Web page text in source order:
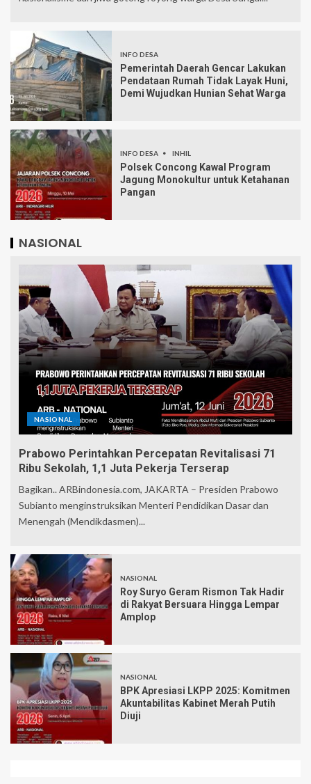
INFO DESA
Pemerintah Daerah Gencar Lakukan
Pendataan Rumah Tidak Layak Huni,
Demi Wujudkan Hunian Sehat Warga
INFO DESA INHIL
Polsek Concong Kawal Program
Jagung Monokultur untuk Ketahanan
Pangan
NASIONAL
NASIONAL
Prabowo Perintahkan Percepatan Revitalisasi 71
Ribu Sekolah, 1,1 Juta Pekerja Terserap
Bagikan.. ARBindonesia.com, JAKARTA – Presiden Prabowo
Subianto menginstruksikan Menteri Pendidikan Dasar dan
Menengah (Mendikdasmen)...
NASIONAL
Roy Suryo Geram Rismon Tak Hadir
di Rakyat Bersuara Hingga Lempar
Amplop
NASIONAL
BPK Apresiasi LKPP 2025: Komitmen
Akuntabilitas Kabinet Merah Putih
Diuji